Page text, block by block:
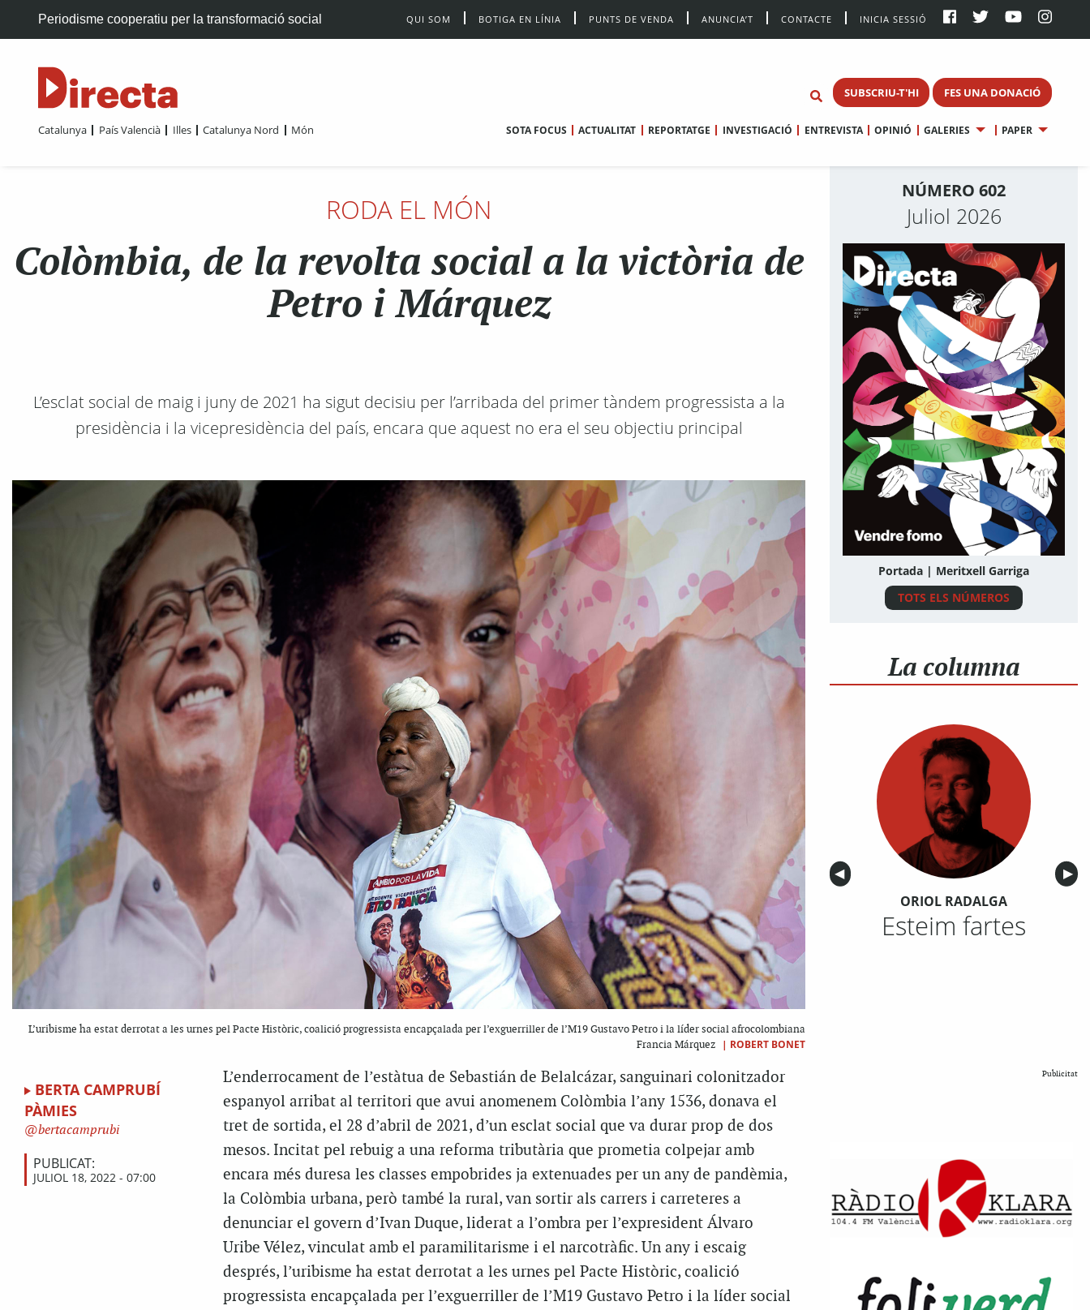
Periodisme cooperatiu per la transformació social QUI SOM BOTIGA EN LÍNIA PUNTS DE VENDA ANUNCIA’T CONTACTE INICIA SESSIÓ
SUBSCRIU-T'HI FES UNA DONACIÓ
Catalunya País Valencià Illes Catalunya Nord Món SOTA FOCUS ACTUALITAT REPORTATGE INVESTIGACIÓ ENTREVISTA OPINIÓ GALERIES PAPER
RODA EL MÓN
Colòmbia, de la revolta social a la victòria de
Petro i Márquez
L’esclat social de maig i juny de 2021 ha sigut decisiu per l’arribada del primer tàndem progressista a la
presidència i la vicepresidència del país, encara que aquest no era el seu objectiu principal
L’uribisme ha estat derrotat a les urnes pel Pacte Històric, coalició progressista encapçalada per l’exguerriller de l’M19 Gustavo Petro i la líder social afrocolombiana
Francia Márquez
| ROBERT BONET
BERTA CAMPRUBÍ
PÀMIES
bertacamprubi
PUBLICAT:
JULIOL 18, 2022 - 07:00
L’enderrocament de l’estàtua de Sebastián de Belalcázar, sanguinari colonitzador
espanyol arribat al territori que avui anomenem Colòmbia l’any 1536, donava el
tret de sortida, el 28 d’abril de 2021, d’un esclat social que va durar prop de dos
mesos. Incitat pel rebuig a una reforma tributària que prometia colpejar amb
encara més duresa les classes empobrides ja extenuades per un any de pandèmia,
la Colòmbia urbana, però també la rural, van sortir als carrers i carreteres a
denunciar el govern d’Ivan Duque, liderat a l’ombra per l’expresident Álvaro
Uribe Vélez, vinculat amb el paramilitarisme i el narcotràfic. Un any i escaig
després, l’uribisme ha estat derrotat a les urnes pel Pacte Històric, coalició
progressista encapçalada per l’exguerriller de l’M19 Gustavo Petro i la líder social
NÚMERO 602
Juliol 2026
Portada | Meritxell Garriga
TOTS ELS NÚMEROS
La columna
Anterior
◀︎ ▶︎
ORIOL RADALGA
Esteim fartes
Publicitat